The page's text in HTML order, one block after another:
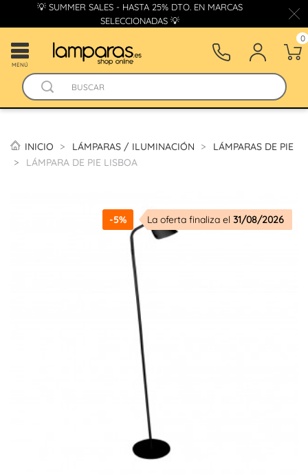
💡 SUMMER SALES - HASTA 25% DTO. EN MARCAS
SELECCIONADAS 💡
MENÚ
0
INICIO LÁMPARAS / ILUMINACIÓN
LÁMPARAS DE PIE
LÁMPARA DE PIE LISBOA
-5% La oferta finaliza el 31/08/2026